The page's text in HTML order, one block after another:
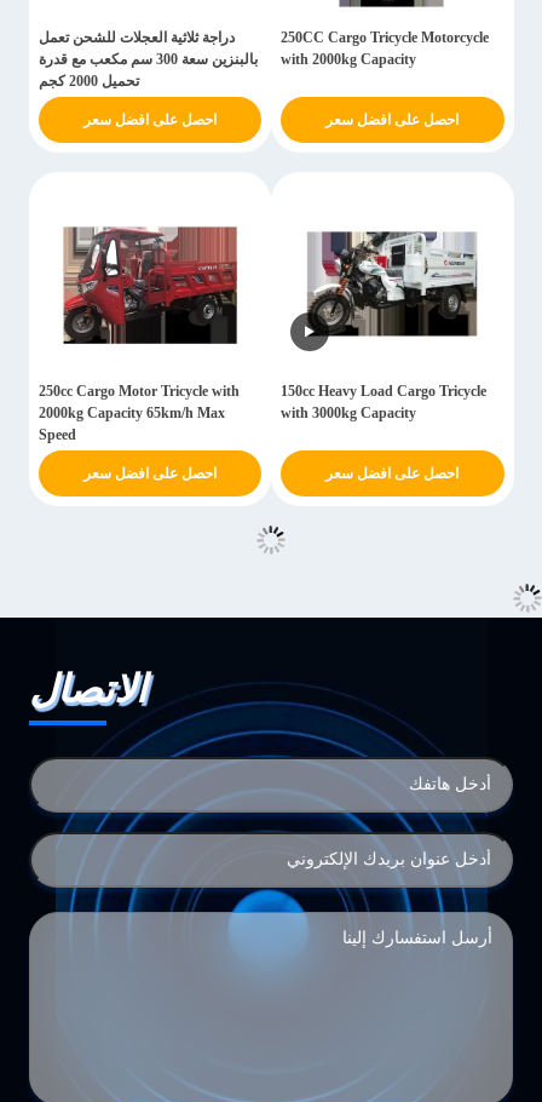
250CC Cargo Tricycle Motorcycle
with 2000kg Capacity
احصل على افضل سعر
دراجة ثلاثية العجلات للشحن تعمل
بالبنزين سعة 300 سم مكعب مع قدرة
تحميل 2000 كجم
احصل على افضل سعر
150cc Heavy Load Cargo Tricycle
with 3000kg Capacity
احصل على افضل سعر
250cc Cargo Motor Tricycle with
2000kg Capacity 65km/h Max
Speed
احصل على افضل سعر
الاتصال